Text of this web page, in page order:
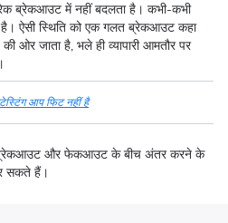
ब्रेकआउट में नहीं बदलता है। कभी-कभी
ऐसी स्थिति को एक गलत ब्रेकआउट कहा
ओर जाता है, भले ही व्यापारी आमतौर पर
आप फिट नहीं है
और फेकआउट के बीच अंतर करने के
सकते हैं।